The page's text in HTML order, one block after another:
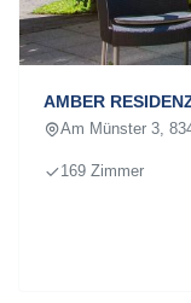
AMBER
Am Münster 3,
169 Zimmer